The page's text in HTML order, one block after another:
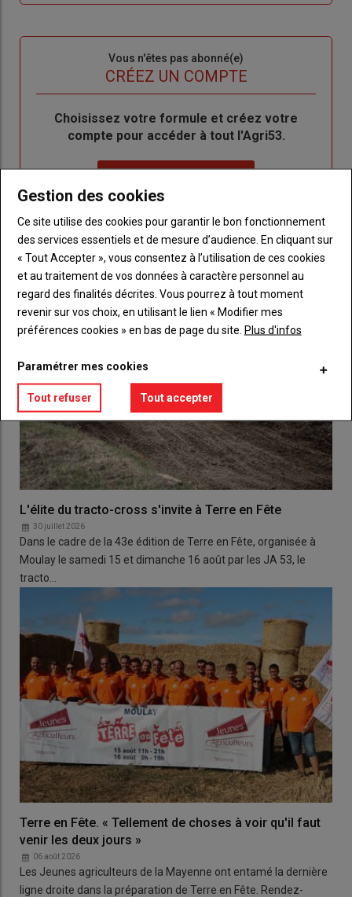
de
me
Vous n'êtes pas abonné(e)
CRÉEZ UN COMPTE
BodyChoisissez votre formule et créez votre
compte pour accéder à tout l'Agri53.
Lien Créez un compte
LES PLUS LUS
L'élite du tracto-cross s'invite à Terre en Fête
30 juillet 2026
Dans le cadre de la 43e édition de Terre en Fête, organisée à
Moulay le samedi 15 et dimanche 16 août par les JA 53, le
tracto…
Terre en Fête. « Tellement de choses à voir qu'il faut
venir les deux jours »
06 août 2026
Les Jeunes agriculteurs de la Mayenne ont entamé la dernière
ligne droite dans la préparation de Terre en Fête. Rendez-
Gestion des cookies
Ce site utilise des cookies pour garantir le bon fonctionnement
des services essentiels et de mesure d’audience. En cliquant sur
« Tout Accepter », vous consentez à l’utilisation de ces cookies
et au traitement de vos données à caractère personnel au
regard des finalités décrites. Vous pourrez à tout moment
revenir sur vos choix, en utilisant le lien « Modifier mes
préférences cookies » en bas de page du site. Plus d'infos
Paramétrer mes cookies
Tout refuser Tout accepter